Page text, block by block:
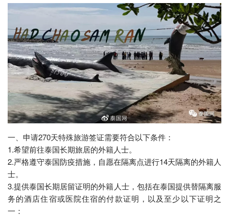
一、申请270天特殊旅游签证需要符合以下条件：
1.希望前往泰国长期旅居的外籍人士。
2.严格遵守泰国防疫措施，自愿在隔离点进行14天隔离的外籍人
士。
3.提供泰国长期居留证明的外籍人士，包括在泰国提供替隔离服
务的酒店住宿或医院住宿的付款证明，以及至少以下证明之
一：